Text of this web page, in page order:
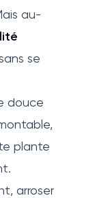
au-
se
douce
plante
arroser